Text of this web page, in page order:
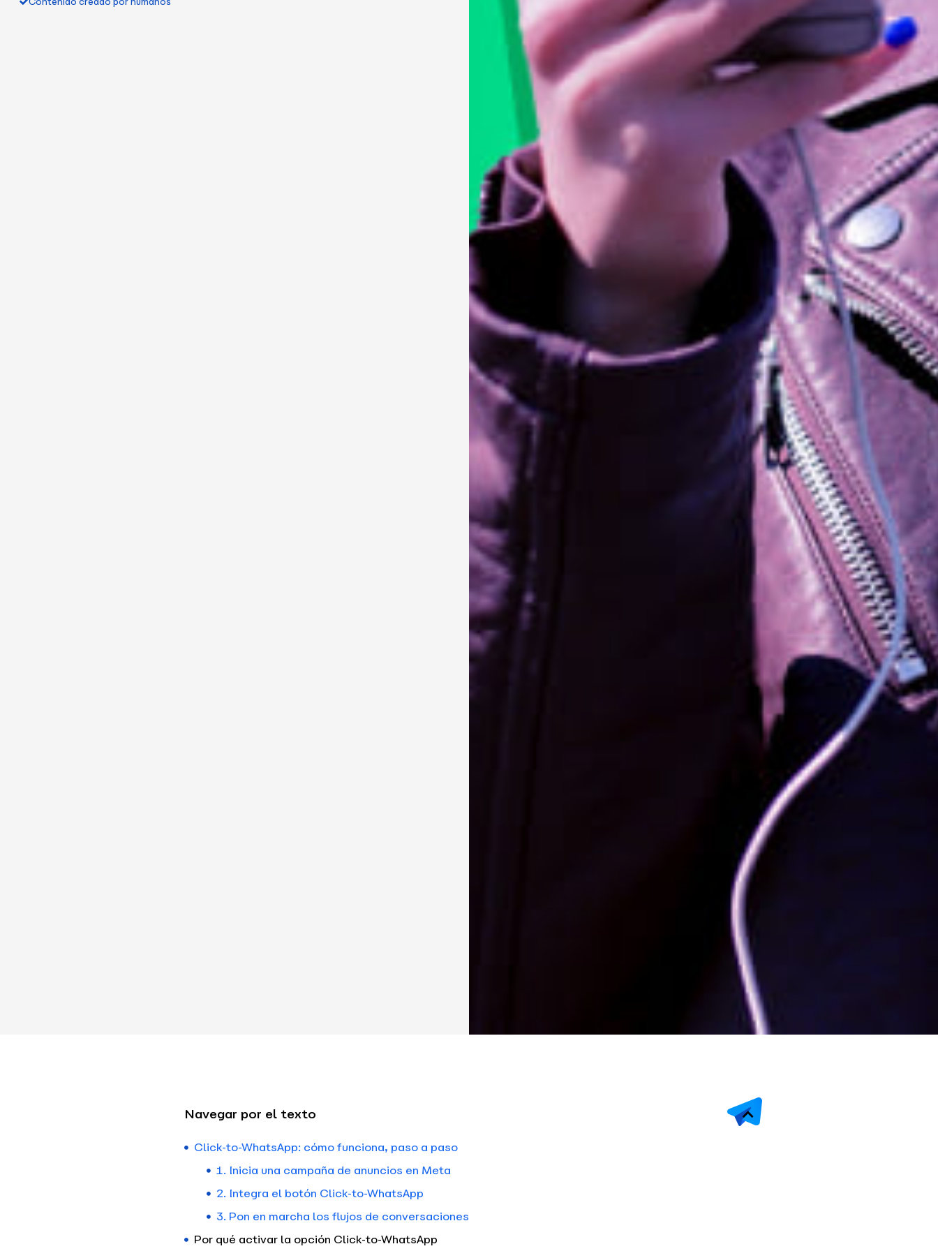
Navegar por el texto
Click-to-WhatsApp: cómo funciona, paso a paso
1. Inicia una campaña de anuncios en Meta
2. Integra el botón Click-to-WhatsApp
3. Pon en marcha los flujos de conversaciones
Por qué activar la opción Click-to-WhatsApp